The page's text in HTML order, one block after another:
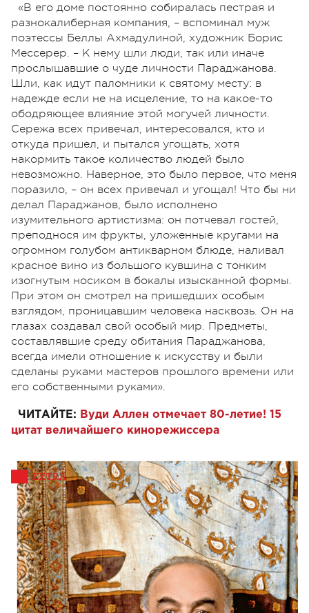
«В его доме постоянно собиралась пестрая и
разнокалиберная компания, – вспоминал муж
поэтессы Беллы Ахмадулиной, художник Борис
Мессерер. – К нему шли люди, так или иначе
прослышавшие о чуде личности Параджанова.
Шли, как идут паломники к святому месту: в
надежде если не на исцеление, то на какое-то
ободряющее влияние этой могучей личности.
Сережа всех привечал, интересовался, кто и
откуда пришел, и пытался угощать, хотя
накормить такое количество людей было
невозможно. Наверное, это было первое, что меня
поразило, – он всех привечал и угощал! Что бы ни
делал Параджанов, было исполнено
изумительного артистизма: он потчевал гостей,
преподнося им фрукты, уложенные кругами на
огромном голубом антикварном блюде, наливал
красное вино из большого кувшина с тонким
изогнутым носиком в бокалы изысканной формы.
При этом он смотрел на пришедших особым
взглядом, проницавшим человека насквозь. Он на
глазах создавал свой особый мир. Предметы,
составлявшие среду обитания Параджанова,
всегда имели отношение к искусству и были
сделаны руками мастеров прошлого времени или
его собственными руками».
ЧИТАЙТЕ: Вуди Аллен отмечает 80-летие! 15
цитат величайшего кинорежиссера